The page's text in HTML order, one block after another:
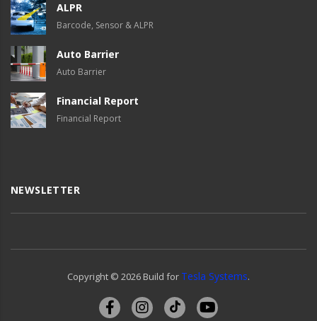
ALPR
Barcode, Sensor & ALPR
Auto Barrier
Auto Barrier
Financial Report
Financial Report
NEWSLETTER
Copyright © 2026 Build for Tesla Systems.